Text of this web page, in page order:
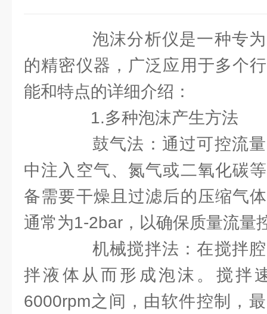
泡沫分析仪是一种专为
的精密仪器，广泛应用于多个
能和特点的详细介绍：
1.多种泡沫产生方法
鼓气法：通过可控流量
中注入空气、氮气或二氧化碳
备需要干燥且过滤后的压缩气
通常为1-2bar，以确保质量流量
机械搅拌法：在搅拌腔
拌液体从而形成泡沫。搅拌
6000rpm之间，由软件控制，